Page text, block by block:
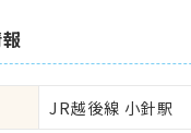
JR越後線 小針駅